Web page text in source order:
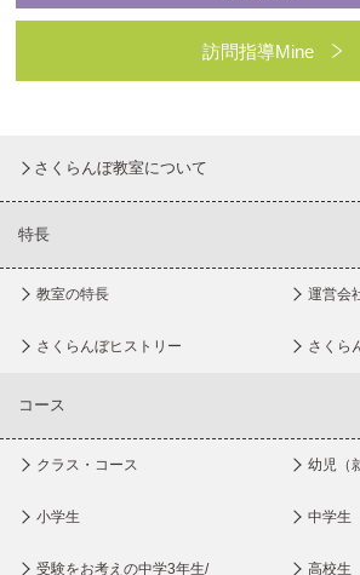
訪問指導Mine
さくらんぼ教室について
特長
教室の特長 運営会
さくらんぼヒストリー さくら
コース
クラス・コース 幼児（
小学生 中学生
受験をお考えの中学3年生/
高校生